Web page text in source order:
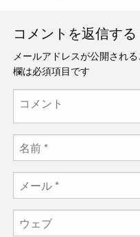
コメントを返信する
メールアドレスが公開される
欄は必須項目です